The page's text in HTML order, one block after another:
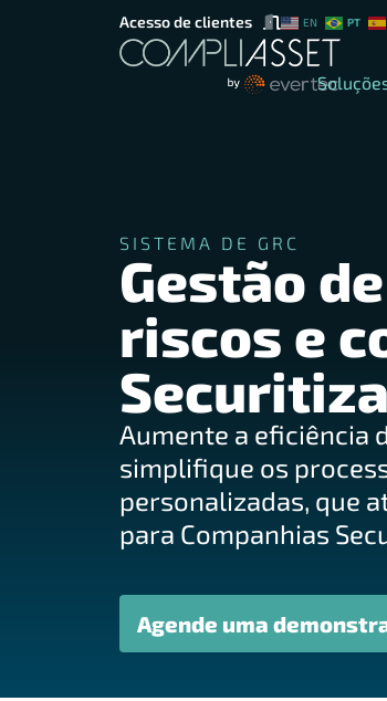
Acesso de clientes EN PT
SISTEMA DE GRC
Gestão
riscos e
Aumente a eficiência
simplifique os
personalizadas, que
para Companhias
Agende uma